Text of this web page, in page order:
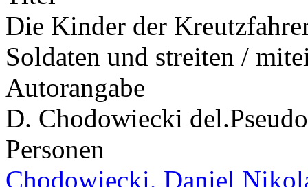
Die Kinder der
Soldaten und streiten /
Autorangabe
D. Chodowiecki del.
Personen
Chodowiecki, Daniel